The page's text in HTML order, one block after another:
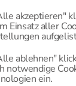
akzeptieren"
Einsatz aller
ablehnen"
notwendige
ein.